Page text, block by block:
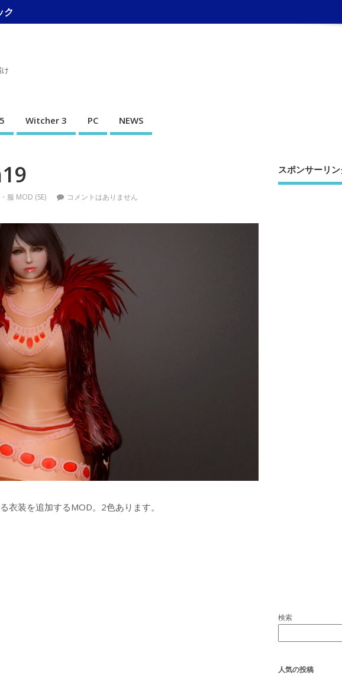
ク
Witcher 3 PC NEWS
服 MOD (SE) コメントはありません
装を追加するMOD。2色あります。
スポンサーリン
検索
人気の投稿